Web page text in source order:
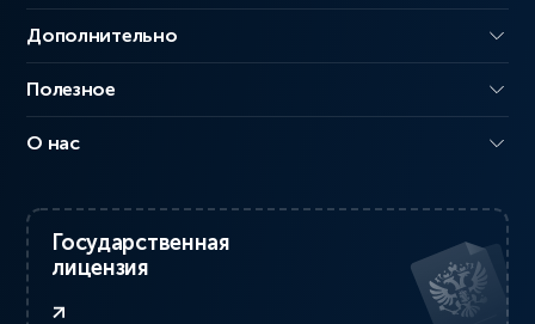
Дополнительно
Полезное
О нас
Государственная
лицензия